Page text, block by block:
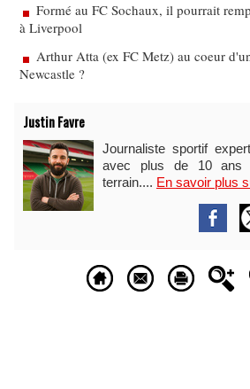
Formé au FC Sochaux, il pourrait
à Liverpool
Arthur Atta (ex FC Metz) au coeur
Newcastle ?
Justin Favre
Journaliste sportif
avec plus de 10 ans
terrain.... En savoir plus